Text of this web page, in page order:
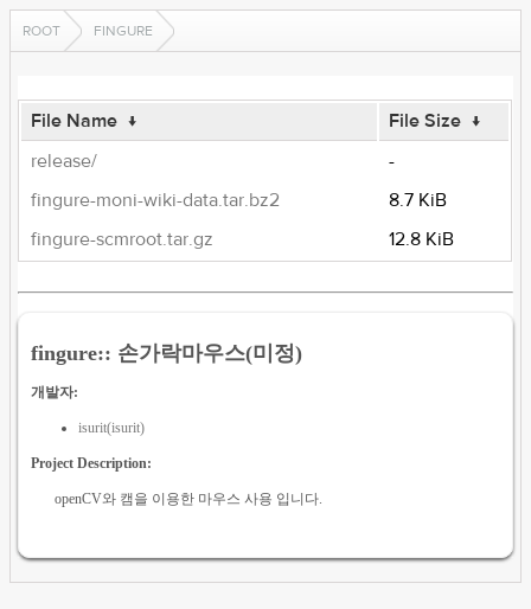
ROOT FINGURE
File Name ↓ File Size ↓
release/
-
fingure-moni-wiki-data.tar.bz2
8.7 KiB
fingure-scmroot.tar.gz
12.8 KiB
fingure:: 손가락마우스(미정)
개발자:
isurit(isurit)
Project Description:
openCV와 캠을 이용한 마우스 사용 입니다.